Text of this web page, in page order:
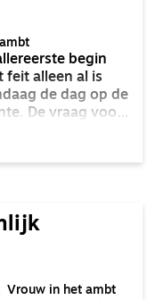
begin
feit alleen al is
de dag op de
De vraag voor
deze
Vrouw in het ambt